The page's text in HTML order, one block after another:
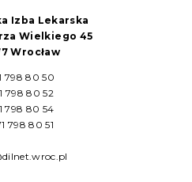
Izba Lekarska
Wielkiego 45
Wrocław
798 80 50
798 80 52
798 80 54
798 80 51